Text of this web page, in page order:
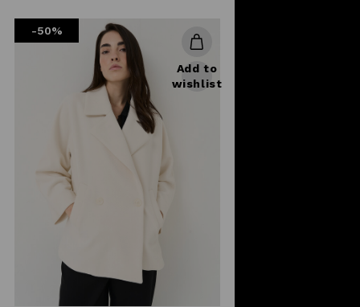
-50%
Add to
wishlist